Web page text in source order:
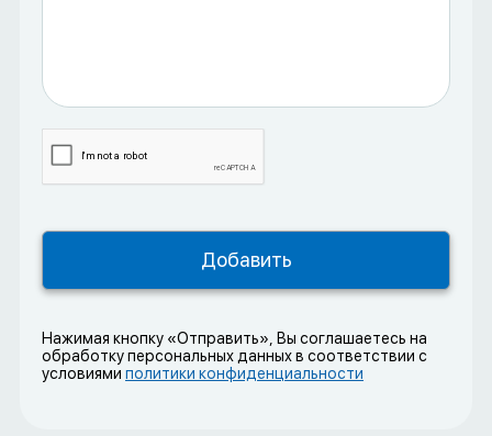
Нажимая кнопку «Отправить», Вы соглашаетесь на
обработку персональных данных в соответствии с
условиями политики конфиденциальности